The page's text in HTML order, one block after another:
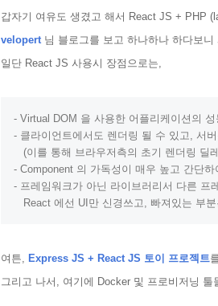
갑자기 여유도 생겼고 해서 React JS + PHP
velopert 님 블로그를 보고 하나하나 하다보
일단 React JS 사용시 장점으로는,
- Virtual DOM
- 클라이언트에서도 렌더링 될 수 있고, 서
(이를 통해 브라우저측의 초기 렌더링 딜
- Component
- 프레임워크가 아닌 라이브러리서 다른 프
   React
에선 UI 만 신경쓰고, 빠져있는 부
여튼, Express JS + React JS 토이 프로젝트
그리고 나서, 여기에 Docker 및 프로비저닝